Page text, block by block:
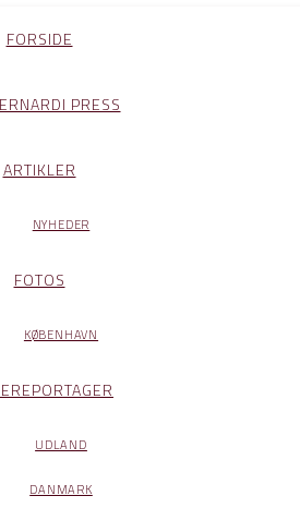
FORSIDE
PRESS
ARTIKLER
NYHEDER
FOTOS
KØBENHAVN
UDLAND
DANMARK